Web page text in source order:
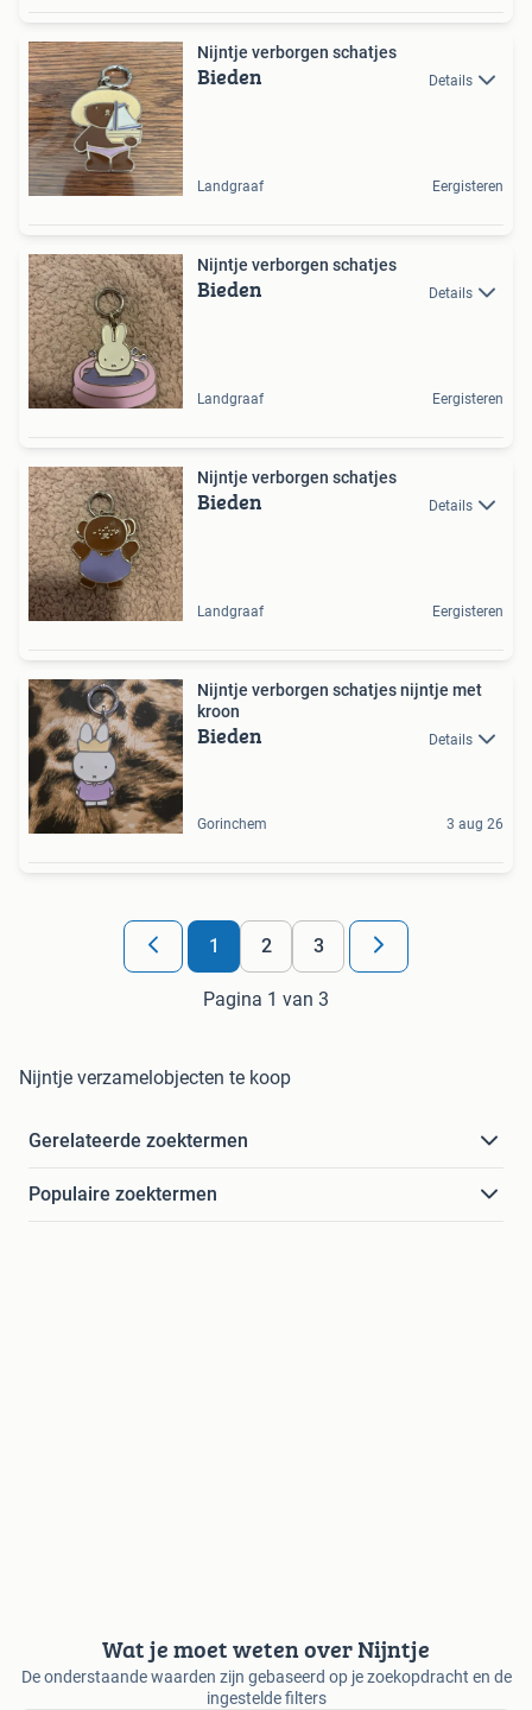
Nijntje verborgen schatjes
Bieden Details
Landgraaf Eergisteren
Nijntje verborgen schatjes
Bieden Details
Landgraaf Eergisteren
Nijntje verborgen schatjes
Bieden Details
Landgraaf Eergisteren
Nijntje verborgen schatjes nijntje met
kroon
Bieden Details
Gorinchem 3 aug 26
1 2 3
Pagina 1 van 3
Nijntje verzamelobjecten te koop
Gerelateerde zoektermen
Populaire zoektermen
Wat je moet weten over Nijntje
De onderstaande waarden zijn gebaseerd op je zoekopdracht en de
ingestelde filters